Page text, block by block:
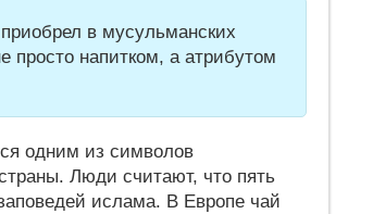
в мусульманских
просто напитком, а атрибутом
одним из символов
Люди считают, что пять
ислама. В Европе чай